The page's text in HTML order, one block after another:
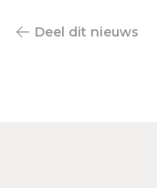
Deel dit nieuws